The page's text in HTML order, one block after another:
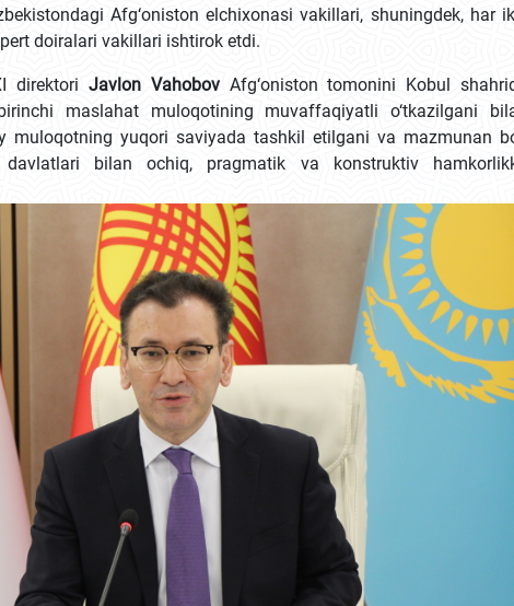
Afg‘oniston elchixonasi vakillari, shuningdek, har
doiralari vakillari ishtirok etdi.
direktori Javlon VahobovAfg‘oniston tomonini Kobul
maslahat muloqotining muvaffaqiyatli o‘tkazilgani
muloqotning yuqori saviyada tashkil etilgani va mazmunan
davlatlari bilan ochiq, pragmatik va konstruktiv